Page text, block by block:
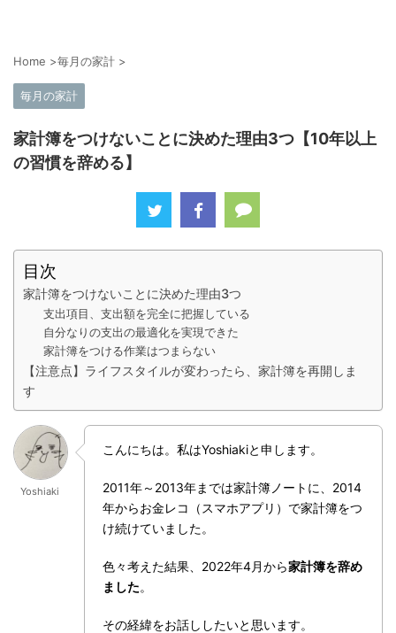
Home >毎月の家計 >
毎月の家計
家計簿をつけないことに決めた理由3つ【10年以上
の習慣を辞める】
目次
家計簿をつけないことに決めた理由3つ
支出項目、支出額を完全に把握している
自分なりの支出の最適化を実現できた
家計簿をつける作業はつまらない
【注意点】ライフスタイルが変わったら、家計簿を再開しま
す
Yoshiaki
こんにちは。私はYoshiakiと申します。
2011年～2013年までは家計簿ノートに、2014
年からお金レコ（スマホアプリ）で家計簿をつ
け続けていました。
色々考えた結果、2022年4月から家計簿を辞め
ました。
その経緯をお話ししたいと思います。